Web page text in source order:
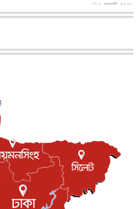
৮ আগস্ট, ২০২৬
সাক্ষাতে খুদে শিল্পী অনুশ্রী রায়ের স্বপ...
সঙ্গে প্রতিরক্ষা চুক্তি সৌদি আরবকে কতটা ন...
কেলেঙ্কারি : পাকিস্তানির অপরাধে অস্বস্তি...
কূটনৈতিক সম্পর্ক পুনঃস্থাপন করছে মেক্সিকো ও
মুক্তি পেল ‘মালিক’
৮ আগস্ট, ২০২৬
বলা রদ্রির জন্য বার্সার কাছে কত চাইল ম্যানসিটি